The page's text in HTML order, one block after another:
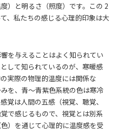
）と明るさ（照度）です。この 2
、私たちの感じる心理的印象は大
を与えることはよく知られてい
して知られているのが、寒暖感
実際の物理的温度には関係な
を、青～青紫色系統の色は寒冷
覚は人間の五感（視覚、聴覚、
で感じるもので、視覚とは別系
）を通じて心理的に温度感を受